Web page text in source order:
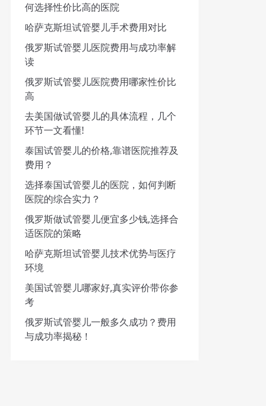
何选择性价比高的医院
哈萨克斯坦试管婴儿手术费用对比
俄罗斯试管婴儿医院费用与成功率解
读
俄罗斯试管婴儿医院费用哪家性价比
高
去美国做试管婴儿的具体流程，几个
环节一文看懂!
泰国试管婴儿的价格,靠谱医院推荐及
费用？
选择泰国试管婴儿的医院，如何判断
医院的综合实力？
俄罗斯做试管婴儿便宜多少钱,选择合
适医院的策略
哈萨克斯坦试管婴儿技术优势与医疗
环境
美国试管婴儿哪家好,真实评价带你参
考
俄罗斯试管婴儿一般多久成功？费用
与成功率揭秘！